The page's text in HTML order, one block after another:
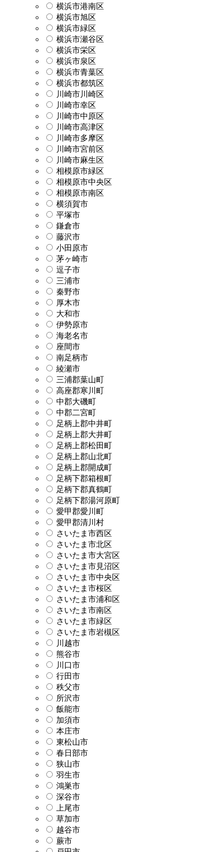
横浜市港南区
横浜市旭区
横浜市緑区
横浜市瀬谷区
横浜市栄区
横浜市泉区
横浜市青葉区
横浜市都筑区
川崎市川崎区
川崎市幸区
川崎市中原区
川崎市高津区
川崎市多摩区
川崎市宮前区
川崎市麻生区
相模原市緑区
相模原市中央区
相模原市南区
横須賀市
平塚市
鎌倉市
藤沢市
小田原市
茅ヶ崎市
逗子市
三浦市
秦野市
厚木市
大和市
伊勢原市
海老名市
座間市
南足柄市
綾瀬市
三浦郡葉山町
高座郡寒川町
中郡大磯町
中郡二宮町
足柄上郡中井町
足柄上郡大井町
足柄上郡松田町
足柄上郡山北町
足柄上郡開成町
足柄下郡箱根町
足柄下郡真鶴町
足柄下郡湯河原町
愛甲郡愛川町
愛甲郡清川村
さいたま市西区
さいたま市北区
さいたま市大宮区
さいたま市見沼区
さいたま市中央区
さいたま市桜区
さいたま市浦和区
さいたま市南区
さいたま市緑区
さいたま市岩槻区
川越市
熊谷市
川口市
行田市
秩父市
所沢市
飯能市
加須市
本庄市
東松山市
春日部市
狭山市
羽生市
鴻巣市
深谷市
上尾市
草加市
越谷市
蕨市